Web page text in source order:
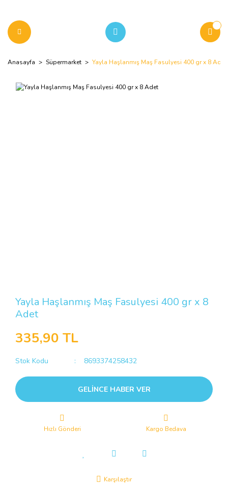
Anasayfa Süpermarket Yayla Haşlanmış Maş Fasulyesi 400 gr x 8 Adet
Yayla Haşlanmış Maş Fasulyesi 400 gr x 8
Adet
335,90 TL
Stok Kodu 8693374258432
GELİNCE HABER VER
Hızlı Gönderi Kargo Bedava
Karşılaştır